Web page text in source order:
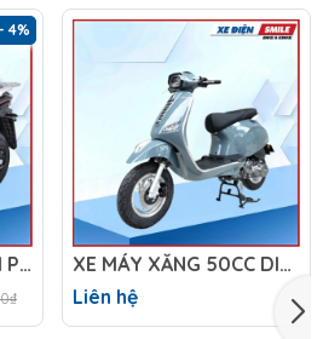
- 4%
XE MÁY 50CC DAELIM PRO X
XE MÁY XĂNG 50CC DIBAO TESLA X1
Liên hệ